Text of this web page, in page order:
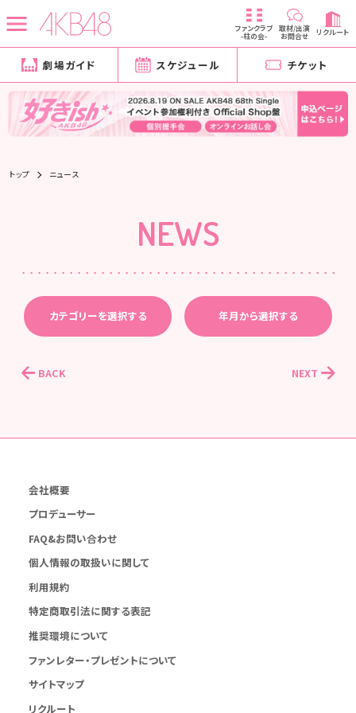
ファンクラブ
-柱の会-
取材/出演
お問合せ リクルート
劇場ガイド スケジュール チケット
トップ ニュース
NEWS
カテゴリーを選択する 年月から選択する
BACK NEXT
会社概要
プロデューサー
FAQ&お問い合わせ
個人情報の取扱いに関して
利用規約
特定商取引法に関する表記
推奨環境について
ファンレター・プレゼントについて
サイトマップ
リクルート